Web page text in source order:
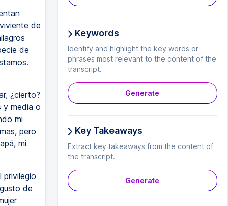
de
de
¿cierto?
y media o
mi
pero
mi
privilegio
de
Keywords
Identify and highlight the key words or
phrases most relevant to the content of the
transcript.
Generate
Key Takeaways
Extract key takeaways from the content of
the transcript.
Generate